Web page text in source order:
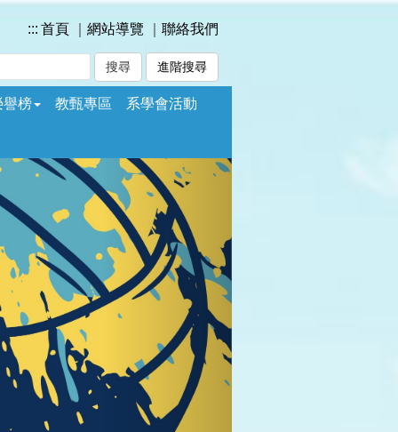
::: 首頁 網站導覽 聯絡我們
進階搜尋
譽榜 教甄專區 系學會活動
Next